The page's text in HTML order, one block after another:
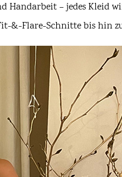
– jedes Kleid
&-Flare-Schnitte bis hin